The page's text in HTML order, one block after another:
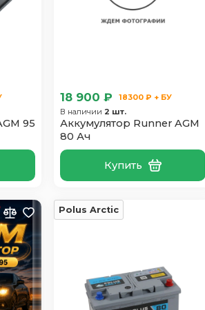
95
18 900 ₽
18300 ₽ + БУ
В наличии 2 шт.
Аккумулятор Runner AGM
80 Ач
Купить
Polus Arctic